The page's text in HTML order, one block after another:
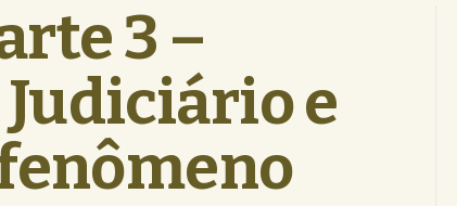
3 –
Judiciário e